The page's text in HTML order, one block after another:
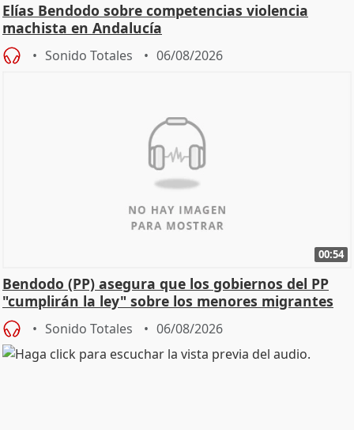
Elías Bendodo sobre competencias violencia
machista en Andalucía
Sonido Totales 06/08/2026
00:54
Bendodo (PP) asegura que los gobiernos del PP
"cumplirán la ley" sobre los menores migrantes
Sonido Totales 06/08/2026